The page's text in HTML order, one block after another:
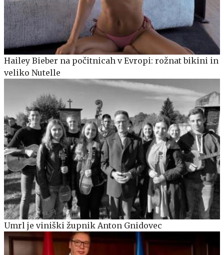
Hailey Bieber na počitnicah v Evropi: rožnat bikini in
veliko Nutelle
Umrl je viniški župnik Anton Gnidovec